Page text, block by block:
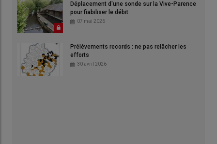
Déplacement d'une sonde sur la Vive-Parence
pour fiabiliser le débit
07 mai 2026
Prélèvements records : ne pas relâcher les
efforts
30 avril 2026